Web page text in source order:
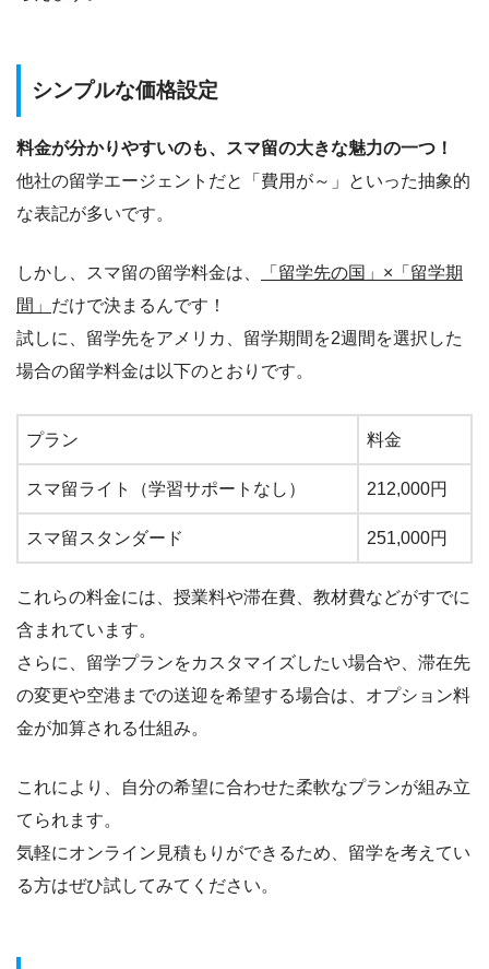
シンプルな価格設定
料金が分かりやすいのも、スマ留の大きな魅力の一つ！
他社の留学エージェントだと「費用が～」といった抽象的
な表記が多いです。
しかし、スマ留の留学料金は、
「留学先の国」×「留学期
間」 だけで決まるんです！
試しに、留学先をアメリカ、留学期間を2週間を選択した
場合の留学料金は以下のとおりです。
プラン 料金
スマ留ライト（学習サポートなし） 212,000円
スマ留スタンダード 251,000円
これらの料金には、授業料や滞在費、教材費などがすでに
含まれています。
さらに、留学プランをカスタマイズしたい場合や、滞在先
の変更や空港までの送迎を希望する場合は、オプション料
金が加算される仕組み。
これにより、自分の希望に合わせた柔軟なプランが組み立
てられます。
気軽にオンライン見積もりができるため、留学を考えてい
る方はぜひ試してみてください。